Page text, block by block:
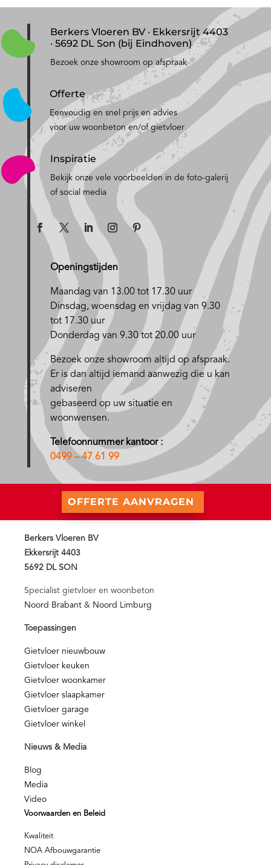
Berkers Vloeren BV · Ekkersrijt 4403
· 5692 DL Son (bij Eindhoven)
Bezoek onze showroom op afspraak
Offerte
Eenvoudig en snel prijs en advies
voor uw woonbeton en/of gietvloer
Inspiratie
Bekijk onze vele voorbeelden in de foto-galerij
of social media
Openingstijden
Maandag van 13.00 tot 17.30 uur
Dinsdag, woensdag en vrijdag van 9.30
tot 17.30 uur
Donderdag van 9.30 tot 20.00 uur
Bezoek onze showroom altijd op afspraak.
Er is dan altijd iemand aanwezig die u kan
adviseren
gebaseerd op uw situatie en
woonwensen.
Telefoonnummer kantoor :
0499 – 47 61 99
OFFERTE AANVRAGEN
Berkers Vloeren BV
Ekkersrijt 4403
5692 DL SON
Specialist gietvloer en woonbeton
Noord Brabant & Noord Limburg
Toepassingen
Gietvloer nieuwbouw
Gietvloer keuken
Gietvloer woonkamer
Gietvloer slaapkamer
Gietvloer garage
Gietvloer winkel
Nieuws & Media
Blog
Media
Video
Voorwaarden en Beleid
Kwaliteit
NOA Afbouwgarantie